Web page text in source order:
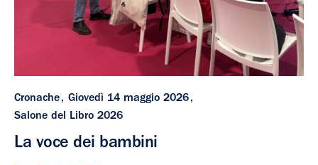
Cronache
Giovedì 14 maggio 2026
Salone del Libro 2026
La voce dei bambini